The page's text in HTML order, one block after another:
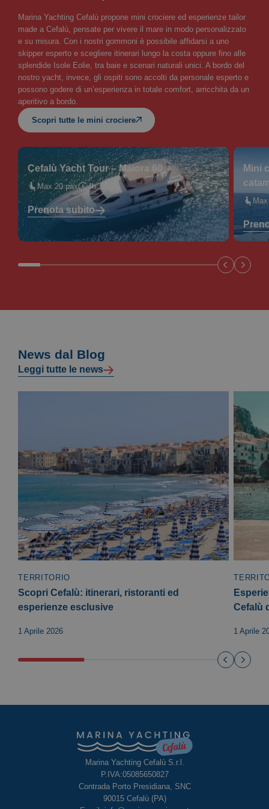
Marina Yachting Cefalù propone mini crociere ed esperienze tailor
made a Cefalù, pensate per vivere il mare in modo personalizzato
e su misura. Con i nostri gommoni è possibile affidarsi a uno
skipper esperto e scegliere itinerari lungo la costa oppure fino alle
splendide Isole Eolie, tra baie e scenari naturali unici. A bordo del
nostro yacht, invece, gli ospiti sono accolti da personale esperto e
possono godere di un’esperienza in totale comfort, arricchita da un
aperitivo a bordo.
Scopri tutte le mini crociere
Cefalù Yacht Tour – Maiora 60
Max 20 pax 4h
Prenota subito
Mini
News dal Blog
Leggi tutte le news
TERRITORIO
Scopri Cefalù: itinerari, ristoranti ed
esperienze esclusive
1 Aprile 2026
Cefalù
1 Aprile
Marina Yachting Cefalù S.r.l.
P.IVA:05085650827
Contrada Porto Presidiana, SNC
90015 Cefalù (PA)